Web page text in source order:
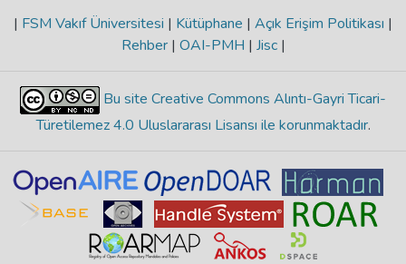
| FSM Vakıf Üniversitesi | Kütüphane | Açık Erişim Politikası |
Rehber | OAI-PMH | Jisc |
Bu site Creative Commons Alıntı-Gayri Ticari-
Türetilemez 4.0 Uluslararası Lisansı ile korunmaktadır.